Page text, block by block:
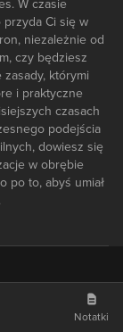
W czasie
Ci się w
niezależnie od
czy będziesz
którymi
i praktyczne
czasach
podejścia
dowiesz się
w obrębie
po to, abyś umiał
Notatki